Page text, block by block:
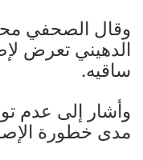
وقال الصحفي
الدهيني تعرض
ساقيه.
وأشار إلى عدم
مدى خطورة